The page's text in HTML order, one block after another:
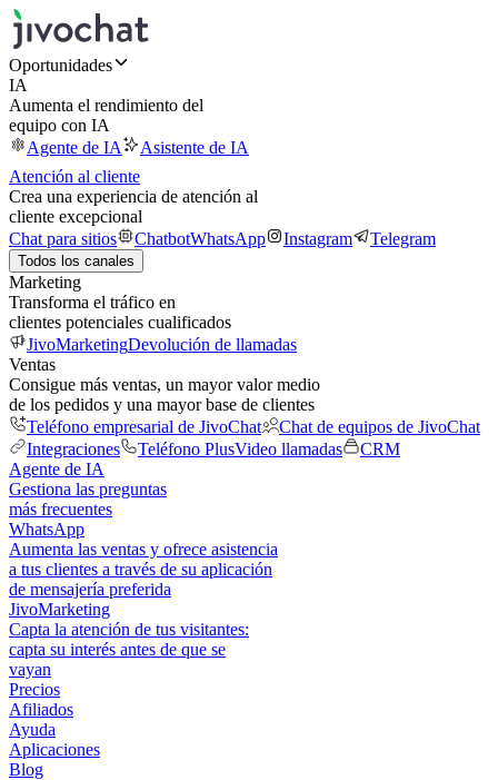
Oportunidades
IA
Aumenta el rendimiento del
equipo con IA
Agente de IA
Asistente de IA
Atención al cliente
Crea una experiencia de atención al
cliente excepcional
Chat para sitios
ChatbotWhatsApp Instagram Telegram
Todos los canales
Marketing
Transforma el tráfico en
clientes potenciales cualificados
JivoMarketingDevolución de llamadas
Ventas
Consigue más ventas, un mayor valor medio
de los pedidos y una mayor base de clientes
Teléfono empresarial de JivoChat
Chat de equipos de JivoChat
Integraciones
Teléfono PlusVideo llamadas
CRM
Agente de IA
Gestiona las preguntas
más frecuentes
WhatsApp
Aumenta las ventas y ofrece asistencia
a tus clientes a través de su aplicación
de mensajería preferida
JivoMarketing
Capta la atención de tus visitantes:
capta su interés antes de que se
vayan
Precios
Afiliados
Ayuda
Aplicaciones
Blog